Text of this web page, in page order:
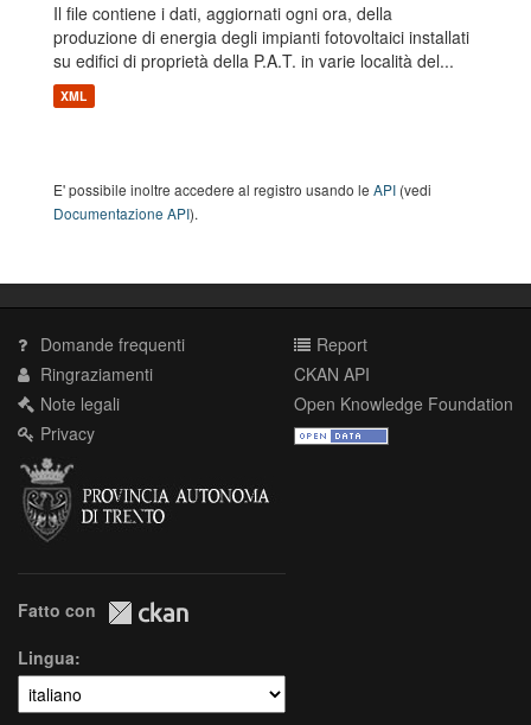
Il file contiene i dati, aggiornati ogni ora, della
produzione di energia degli impianti fotovoltaici installati
su edifici di proprietà della P.A.T. in varie località del...
XML
E' possibile inoltre accedere al registro usando le API (vedi
Documentazione API).
Domande frequenti
Ringraziamenti
Note legali
Privacy
Report
CKAN API
Open Knowledge Foundation
Fatto con
Lingua